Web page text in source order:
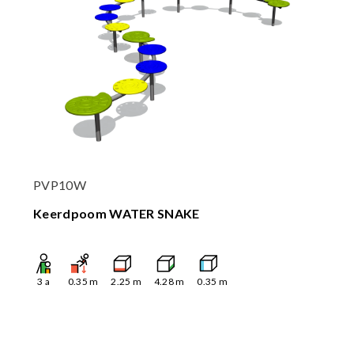
PVP10W
Keerdpoom WATER SNAKE
3 a 0.35 m 2.25 m 4.28m 0.35 m